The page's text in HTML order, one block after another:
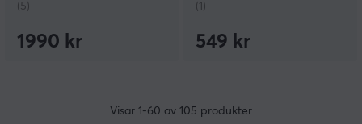
(5)
1990 kr
(1)
549 kr
Visar 1-60 av 105 produkter